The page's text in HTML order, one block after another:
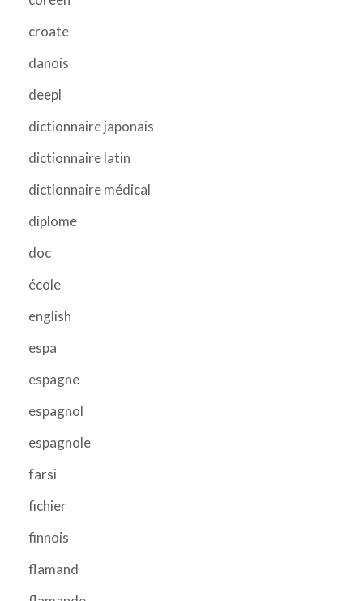
croate
danois
deepl
dictionnaire japonais
dictionnaire latin
dictionnaire médical
diplome
doc
école
english
espa
espagne
espagnol
espagnole
farsi
fichier
finnois
flamand